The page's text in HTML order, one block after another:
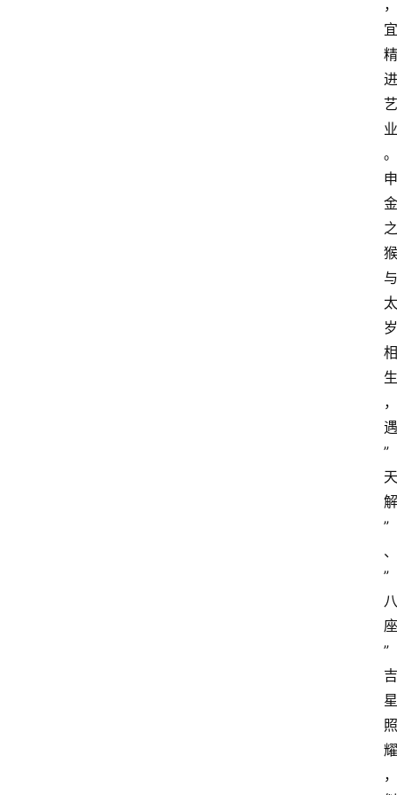
，
宜
精
进
艺
业
。
申
金
之
猴
与
太
岁
相
生
，
遇
”
天
解
”
、
”
八
座
”
吉
星
照
耀
，